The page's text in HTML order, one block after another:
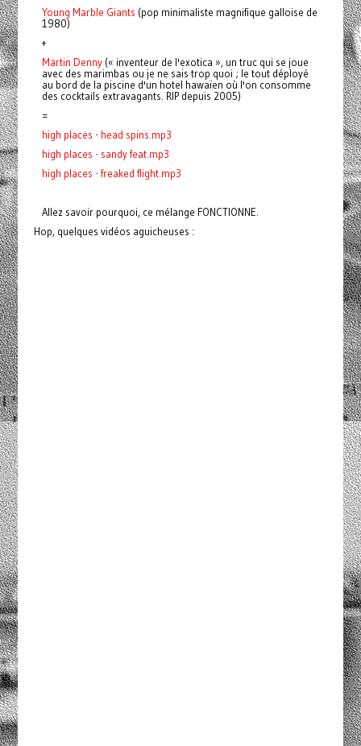
Young Marble Giants (pop minimaliste magnifique galloise de
1980)
+
Martin Denny(« inventeur de l'exotica », un truc qui se joue
avec des marimbas ou je ne sais trop quoi ; le tout déployé
au bord de la piscine d'un hotel hawaïen où l'on consomme
des cocktails extravagants. RIP depuis 2005)
=
high places - head spins.mp3
high places - sandy feat.mp3
high places - freaked flight.mp3
Allez savoir pourquoi, ce mélange FONCTIONNE.
Hop, quelques vidéos aguicheuses :